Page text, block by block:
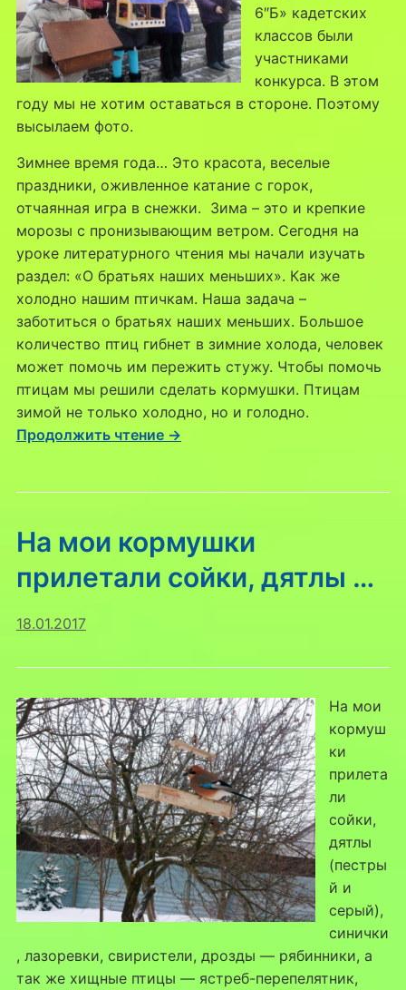
6″Б» кадетских
классов были
участниками
конкурса. В этом
году мы не хотим оставаться в стороне. Поэтому
высылаем фото.
Зимнее время года… Это красота, веселые
праздники, оживленное катание с горок,
отчаянная игра в снежки. Зима – это и крепкие
морозы с пронизывающим ветром. Сегодня на
уроке литературного чтения мы начали изучать
раздел: «О братьях наших меньших». Как же
холодно нашим птичкам. Наша задача –
заботиться о братьях наших меньших. Большое
количество птиц гибнет в зимние холода, человек
может помочь им пережить стужу. Чтобы помочь
птицам мы решили сделать кормушки. Птицам
зимой не только холодно, но и голодно.
Продолжить чтение →
На мои кормушки
прилетали сойки, дятлы …
18.01.2017
На мои
кормуш
ки
прилета
ли
сойки,
дятлы
(пестры
й и
серый),
синички
, лазоревки, свиристели, дрозды — рябинники, а
так же хищные птицы — ястреб-перепелятник,